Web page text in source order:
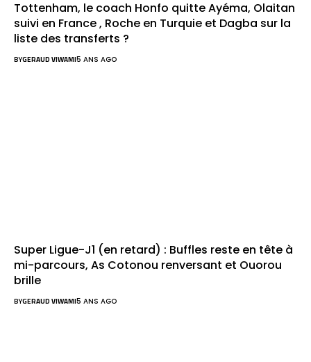
Tottenham, le coach Honfo quitte Ayéma, Olaitan
suivi en France , Roche en Turquie et Dagba sur la
liste des transferts ?
BYGERAUD VIWAMI5 ANS AGO
Super Ligue-J1 (en retard) : Buffles reste en tête à
mi-parcours, As Cotonou renversant et Ouorou
brille
BYGERAUD VIWAMI5 ANS AGO